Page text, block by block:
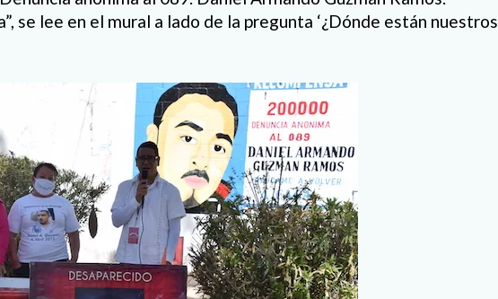
se lee en el mural a lado de la pregunta ‘¿Dónde están nuestros